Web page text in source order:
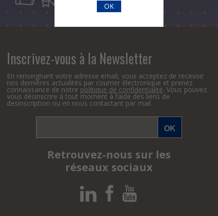
Inscrivez-vous à la Newsletter
En renseignant votre adresse email, vous acceptez de recevoir
nos dernières actualités par courrier électronique et prenez
connaissance de notre politique de confidentialité. Vous pouvez
vous désinscrire à tout moment à l’aide des liens de
desinscription ou en nous contactant par mail
Retrouvez-nous sur les
réseaux sociaux
OK